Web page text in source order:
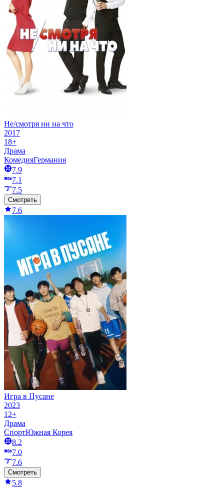
Не/смотря ни на что
2017
18+
Драма
КомедияГермания
7.9
7.1
7.5
Смотреть
7.6
Игра в Пусане
2023
12+
Драма
СпортЮжная Корея
8.2
7.0
7.6
Смотреть
5.8